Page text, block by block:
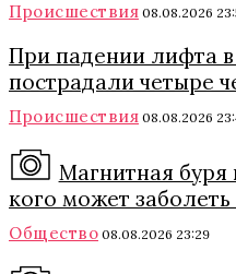
Происшествия 08.08.2026
При падении лифта
пострадали четыре
Происшествия 08.08.2026
Магнитная
кого может
Общество 08.08.2026 23:29